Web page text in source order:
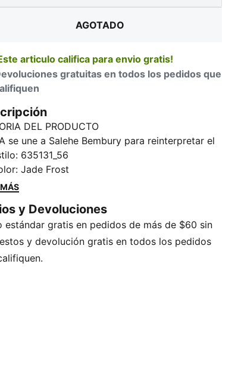
AGOTADO
articulo califica para envio gratis!
gratuitas en todos los pedidos que
DEL PRODUCTO
se une a Salehe Bembury para reinterpretar el
de los días de partido a través de su
única: estampados elegantes, detalles
y un punto de vista inconfundiblemente
KING, que forma parte de nuestra
KING de inspiración retro, está diseñado
de la ropa deportiva universitaria
: 635131_56
:Jade Frost
y Devoluciones
estándar gratis en pedidos de más de $60 sin
y devolución gratis en todos los pedidos